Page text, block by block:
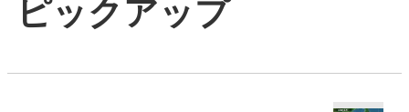
ピックアップ